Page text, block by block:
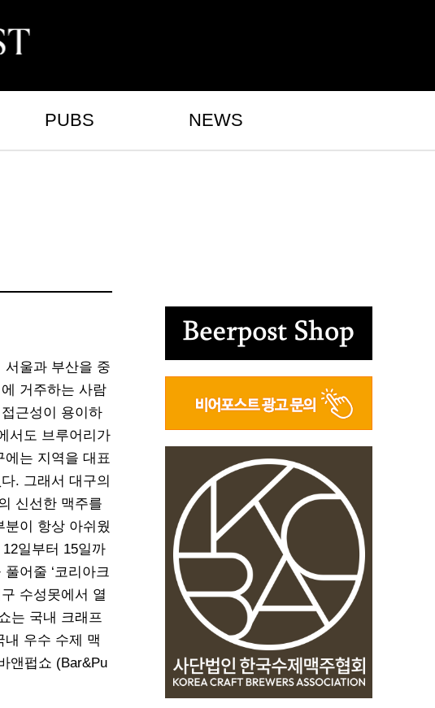
PUBS NEWS
서울과 부산을 중
거주하는 사람
근성이 용이하
서도 브루어리가
에는 지역을 대표
. 그래서 대구의
신선한 맥주를
분이 항상 아쉬웠
일부터 15일까
어줄 ‘코리아크
수성못에서 열
는 국내 크래프
내 우수 수제 맥
앤펍쇼 (Bar&Pu